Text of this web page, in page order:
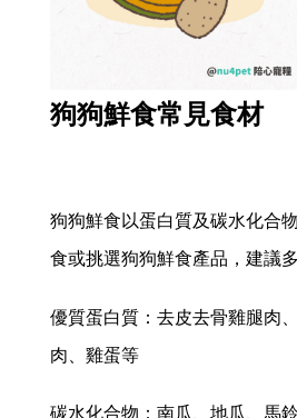
狗狗鮮食常見食材
狗狗鮮食以蛋白質及碳水化合
食或挑選狗狗鮮食產品，建議
優質蛋白質：去皮去骨雞腿肉
肉、雞蛋等